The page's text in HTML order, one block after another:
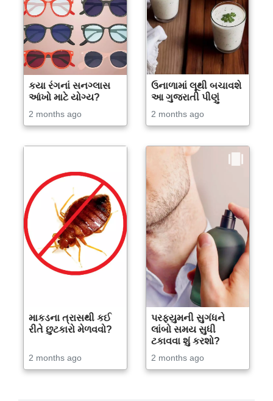
કયા રંગનાં સનગ્લાસ
આંખો માટે યોગ્ય?
2 months ago
ઉનાળામાં લૂથી બચાવશે
આ ગુજરાતી પીણું
2 months ago
માકડના ત્રાસથી કઈ
રીતે છુટકારો મેળવવો?
2 months ago
પરફ્યુમની સુગંધને
લાંબો સમય સુધી
ટકાવવા શું કરશો?
2 months ago